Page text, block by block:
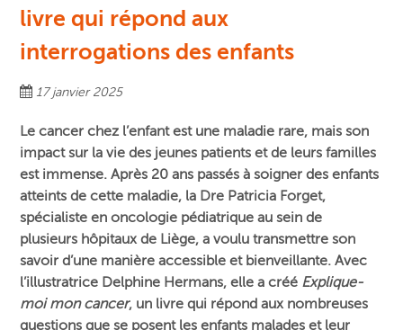
livre qui répond aux
interrogations des enfants
17 janvier 2025
Le cancer chez l’enfant est une maladie rare, mais son
impact sur la vie des jeunes patients et de leurs familles
est immense. Après 20 ans passés à soigner des enfants
atteints de cette maladie, la Dre Patricia Forget,
spécialiste en oncologie pédiatrique au sein de
plusieurs hôpitaux de Liège, a voulu transmettre son
savoir d’une manière accessible et bienveillante. Avec
l’illustratrice Delphine Hermans, elle a créé Explique-
moi mon cancer, un livre qui répond aux nombreuses
questions que se posent les enfants malades et leur